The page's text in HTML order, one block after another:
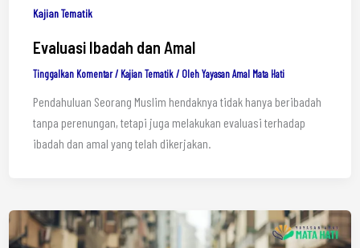
Kajian Tematik
Evaluasi Ibadah dan Amal
Tinggalkan Komentar / Kajian Tematik/ OlehYayasan Amal Mata Hati
Pendahuluan Seorang Muslim hendaknya tidak hanya beribadah
tanpa perenungan, tetapi juga melakukan evaluasi terhadap
ibadah dan amal yang telah dikerjakan.